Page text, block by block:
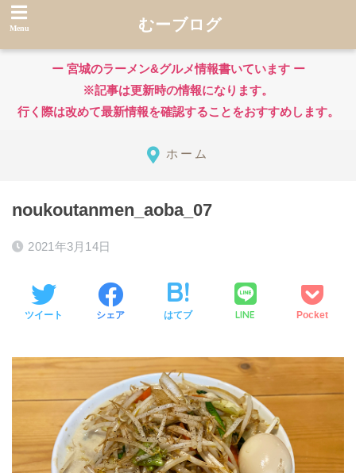
むーブログ
ー 宮城のラーメン&グルメ情報書いています ー
※記事は更新時の情報になります。
行く際は改めて最新情報を確認することをおすすめします。
ホーム
noukoutanmen_aoba_07
2021年3月14日
ツイート シェア はてブ LINE Pocket